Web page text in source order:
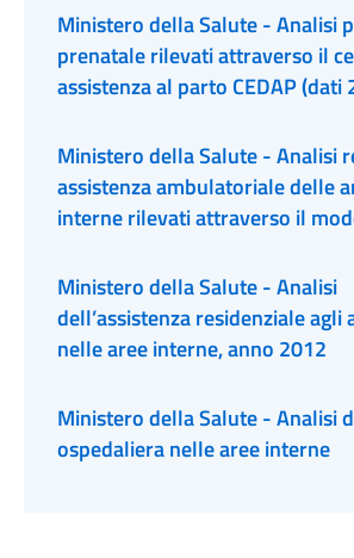
SIAD
Ministero della Salute - Analisi
prenatale rilevati attraverso il
assistenza al parto CEDAP (dati
Ministero della Salute - Analisi
assistenza ambulatoriale delle
interne rilevati attraverso il
Ministero della Salute - Analisi
dell’assistenza residenziale agli
nelle aree interne, anno 2012
Ministero della Salute - Analisi
ospedaliera nelle aree interne